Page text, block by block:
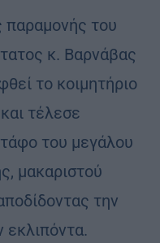
παραμονής του
κ. Βαρνάβας
το κοιμητήριο
τέλεσε
του μεγάλου
μακαριστού
την
εκλιπόντα.